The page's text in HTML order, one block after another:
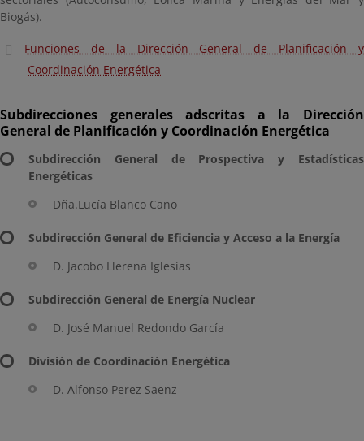
Biogás).
Funciones de la Dirección General de Planificación y
Coordinación Energética
Subdirecciones generales adscritas a la Dirección
General de Planificación y Coordinación Energética
Subdirección General de Prospectiva y Estadísticas
Energéticas
Dña.Lucía Blanco Cano
Subdirección General de Eficiencia y Acceso a la Energía
D. Jacobo Llerena Iglesias
Subdirección General de Energía Nuclear
D. José Manuel Redondo García
División de Coordinación Energética
D. Alfonso Perez Saenz